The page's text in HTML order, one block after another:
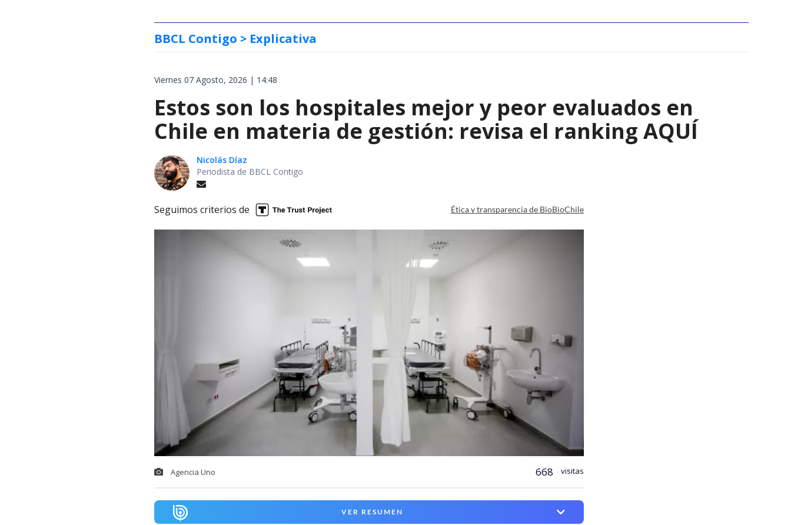
BBCL Contigo > Explicativa
Viernes 07 Agosto, 2026 | 14:48
Estos son los hospitales mejor y peor evaluados en
Chile en materia de gestión: revisa el ranking AQUÍ
Nicolás Díaz
Periodista de BBCL Contigo
Seguimos criterios de Ética y transparencia de BioBioChile
Agencia Uno 668 visitas
VER RESUMEN